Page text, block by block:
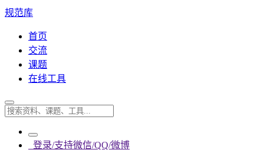
规范库
首页
交流
课题
在线工具
登录/支持微信/QQ/微博